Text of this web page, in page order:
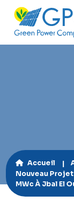
Accueil
Nouveau
MWc À Jbal El